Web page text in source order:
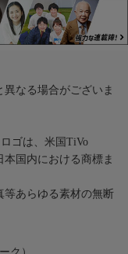
なる場合がございま
ゴは、米国TiVo
国内における商標ま
等あらゆる素材の無断